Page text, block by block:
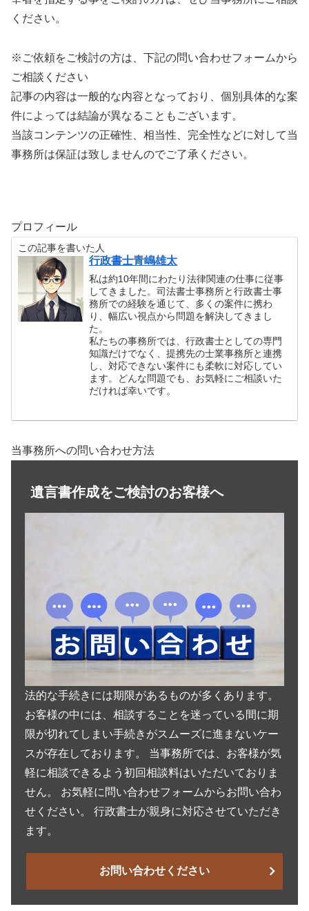
ください。
※ご依頼をご検討の方は、下記の問い合わせフォームから
ご相談ください
記事の内容は一般的な内容となっており、個別具体的な案
件によっては結論が異なることもございます。
当該コンテンツの正確性、相当性、完全性などに対して当
事務所は保証は致しませんのでご了承ください。
プロフィール
この記事を書いた人
行政書士青嶋雄太
私は約10年間にわたり法律関連の仕事に従事
してきました。司法書士事務所と行政書士事
務所での経験を通じて、多くの案件に携わ
り、幅広い視点から問題を解決してきまし
た。
私たちの事務所では、行政書士としての専門
知識だけでなく、提携先の士業事務所と連携
し、対応できない案件にも柔軟に対応してい
ます。どんな問題でも、お気軽にご相談いた
だければ幸いです。
当事務所への問い合わせ方法
遺言書作成をご検討のお客様へ
法的な手続きには期限があるものが多くあります。
お客様の中には、相談することを迷っている間に期
限が切れてしまい手続きがスムーズに進まないケー
スが存在しております。 当事務所では、お客様が気
軽に相談できるよう初回相談料はいただいておりま
せん。 お気軽に問い合わせフォームからお問い合わ
せください。 行政書士が親身に対応させていただき
ます。
お問い合わせください